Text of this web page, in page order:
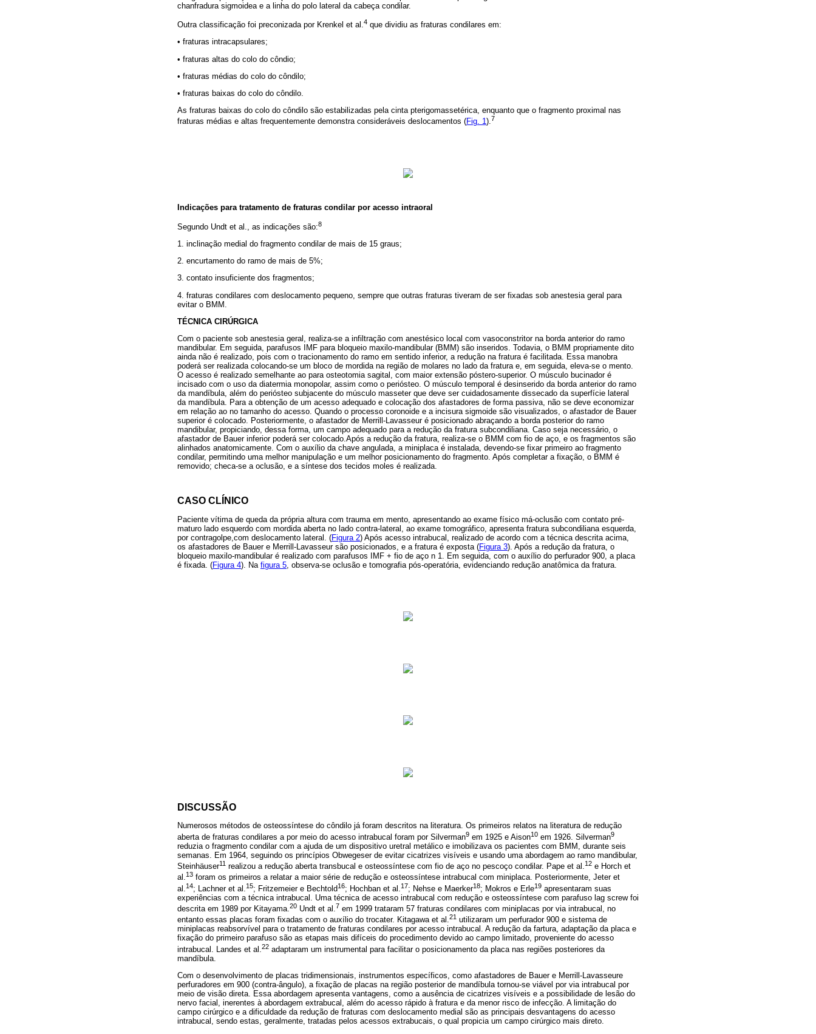
chanfradura sigmoidea e a linha do polo lateral da cabeça condilar.
Outra classificação foi preconizada por Krenkel et al.4 que dividiu as fraturas condilares em:
• fraturas intracapsulares;
• fraturas altas do colo do côndio;
• fraturas médias do colo do côndilo;
• fraturas baixas do colo do côndilo.
As fraturas baixas do colo do côndilo são estabilizadas pela cinta pterigomassetérica, enquanto que o fragmento proximal nas
fraturas médias e altas frequentemente demonstra consideráveis deslocamentos (Fig. 1).7
Indicações para tratamento de fraturas condilar por acesso intraoral
Segundo Undt et al., as indicações são:8
1. inclinação medial do fragmento condilar de mais de 15 graus;
2. encurtamento do ramo de mais de 5%;
3. contato insuficiente dos fragmentos;
4. fraturas condilares com deslocamento pequeno, sempre que outras fraturas tiveram de ser fixadas sob anestesia geral para
evitar o BMM.
TÉCNICA CIRÚRGICA
Com o paciente sob anestesia geral, realiza-se a infiltração com anestésico local com vasoconstritor na borda anterior do ramo
mandibular. Em seguida, parafusos IMF para bloqueio maxilo-mandibular (BMM) são inseridos. Todavia, o BMM propriamente dito
ainda não é realizado, pois com o tracionamento do ramo em sentido inferior, a redução na fratura é facilitada. Essa manobra
poderá ser realizada colocando-se um bloco de mordida na região de molares no lado da fratura e, em seguida, eleva-se o mento.
O acesso é realizado semelhante ao para osteotomia sagital, com maior extensão póstero-superior. O músculo bucinador é
incisado com o uso da diatermia monopolar, assim como o periósteo. O músculo temporal é desinserido da borda anterior do ramo
da mandíbula, além do periósteo subjacente do músculo masseter que deve ser cuidadosamente dissecado da superfície lateral
da mandíbula. Para a obtenção de um acesso adequado e colocação dos afastadores de forma passiva, não se deve economizar
em relação ao no tamanho do acesso. Quando o processo coronoide e a incisura sigmoide são visualizados, o afastador de Bauer
superior é colocado. Posteriormente, o afastador de Merrill-Lavasseur é posicionado abraçando a borda posterior do ramo
mandibular, propiciando, dessa forma, um campo adequado para a redução da fratura subcondiliana. Caso seja necessário, o
afastador de Bauer inferior poderá ser colocado.Após a redução da fratura, realiza-se o BMM com fio de aço, e os fragmentos são
alinhados anatomicamente. Com o auxílio da chave angulada, a miniplaca é instalada, devendo-se fixar primeiro ao fragmento
condilar, permitindo uma melhor manipulação e um melhor posicionamento do fragmento. Após completar a fixação, o BMM é
removido; checa-se a oclusão, e a síntese dos tecidos moles é realizada.
CASO CLÍNICO
Paciente vítima de queda da própria altura com trauma em mento, apresentando ao exame físico má-oclusão com contato pré-
maturo lado esquerdo com mordida aberta no lado contra-lateral, ao exame tomográfico, apresenta fratura subcondiliana esquerda,
por contragolpe,com deslocamento lateral. (Figura 2) Após acesso intrabucal, realizado de acordo com a técnica descrita acima,
os afastadores de Bauer e Merrill-Lavasseur são posicionados, e a fratura é exposta (Figura 3). Após a redução da fratura, o
bloqueio maxilo-mandibular é realizado com parafusos IMF + fio de aço n 1. Em seguida, com o auxílio do perfurador 900, a placa
é fixada. (Figura 4). Na figura 5 , observa-se oclusão e tomografia pós-operatória, evidenciando redução anatômica da fratura.
DISCUSSÃO
Numerosos métodos de osteossíntese do côndilo já foram descritos na literatura. Os primeiros relatos na literatura de redução
aberta de fraturas condilares a por meio do acesso intrabucal foram por Silverman9 em 1925 e Aison10 em 1926. Silverman9
reduzia o fragmento condilar com a ajuda de um dispositivo uretral metálico e imobilizava os pacientes com BMM, durante seis
semanas. Em 1964, seguindo os princípios Obwegeser de evitar cicatrizes visíveis e usando uma abordagem ao ramo mandibular,
Steinhäuser11 realizou a redução aberta transbucal e osteossíntese com fio de aço no pescoço condilar. Pape et al.12 e Horch et
al.13 foram os primeiros a relatar a maior série de redução e osteossíntese intrabucal com miniplaca. Posteriormente, Jeter et
al. 14; Lachner et al. 15; Fritzemeier e Bechtold16; Hochban et al. 17; Nehse e Maerker18; Mokros e Erle19 apresentaram suas
experiências com a técnica intrabucal. Uma técnica de acesso intrabucal com redução e osteossíntese com parafuso lag screw foi
descrita em 1989 por Kitayama.20 Undt et al.7 em 1999 trataram 57 fraturas condilares com miniplacas por via intrabucal, no
entanto essas placas foram fixadas com o auxílio do trocater. Kitagawa et al.21 utilizaram um perfurador 900 e sistema de
miniplacas reabsorvível para o tratamento de fraturas condilares por acesso intrabucal. A redução da fartura, adaptação da placa e
fixação do primeiro parafuso são as etapas mais difíceis do procedimento devido ao campo limitado, proveniente do acesso
intrabucal. Landes et al. 22 adaptaram um instrumental para facilitar o posicionamento da placa nas regiões posteriores da
mandíbula.
Com o desenvolvimento de placas tridimensionais, instrumentos específicos, como afastadores de Bauer e Merrill-Lavasseure
perfuradores em 900 (contra-ângulo), a fixação de placas na região posterior de mandíbula tornou-se viável por via intrabucal por
meio de visão direta. Essa abordagem apresenta vantagens, como a ausência de cicatrizes visíveis e a possibilidade de lesão do
nervo facial, inerentes à abordagem extrabucal, além do acesso rápido à fratura e da menor risco de infecção. A limitação do
campo cirúrgico e a dificuldade da redução de fraturas com deslocamento medial são as principais desvantagens do acesso
intrabucal, sendo estas, geralmente, tratadas pelos acessos extrabucais, o qual propicia um campo cirúrgico mais direto.